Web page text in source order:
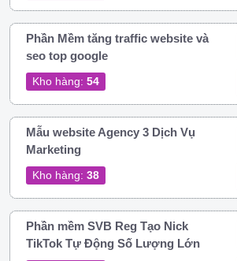
Phần Mềm tăng traffic website và
seo top google
Kho hàng: 54
Mẫu website Agency 3 Dịch Vụ
Marketing
Kho hàng: 38
Phần mềm SVB Reg Tạo Nick
TikTok Tự Động Số Lượng Lớn